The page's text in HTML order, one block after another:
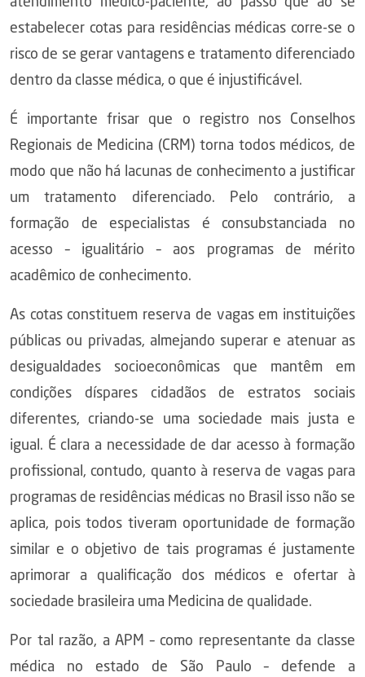
estabelecer cotas para residências médicas corre-se o
risco de se gerar vantagens e tratamento diferenciado
dentro da classe médica, o que é injustificável.
É importante frisar que o registro nos Conselhos
Regionais de Medicina (CRM) torna todos médicos, de
modo que não há lacunas de conhecimento a justificar
um tratamento diferenciado. Pelo contrário, a
formação de especialistas é consubstanciada no
acesso – igualitário – aos programas de mérito
acadêmico de conhecimento.
As cotas constituem reserva de vagas em instituições
públicas ou privadas, almejando superar e atenuar as
desigualdades socioeconômicas que mantêm em
condições díspares cidadãos de estratos sociais
diferentes, criando-se uma sociedade mais justa e
igual. É clara a necessidade de dar acesso à formação
profissional, contudo, quanto à reserva de vagas para
programas de residências médicas no Brasil isso não se
aplica, pois todos tiveram oportunidade de formação
similar e o objetivo de tais programas é justamente
aprimorar a qualificação dos médicos e ofertar à
sociedade brasileira uma Medicina de qualidade.
Por tal razão, a APM – como representante da classe
médica no estado de São Paulo – defende a